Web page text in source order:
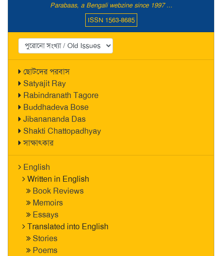
Parabaas, a Bengali webzine since 1997 ...
ISSN 1563-8685
ছোটদের পরবাস
Satyajit Ray
Rabindranath Tagore
Buddhadeva Bose
Jibanananda Das
Shakti Chattopadhyay
সাক্ষাৎকার
English
Written in English
Book Reviews
Memoirs
Essays
Translated into English
Stories
Poems